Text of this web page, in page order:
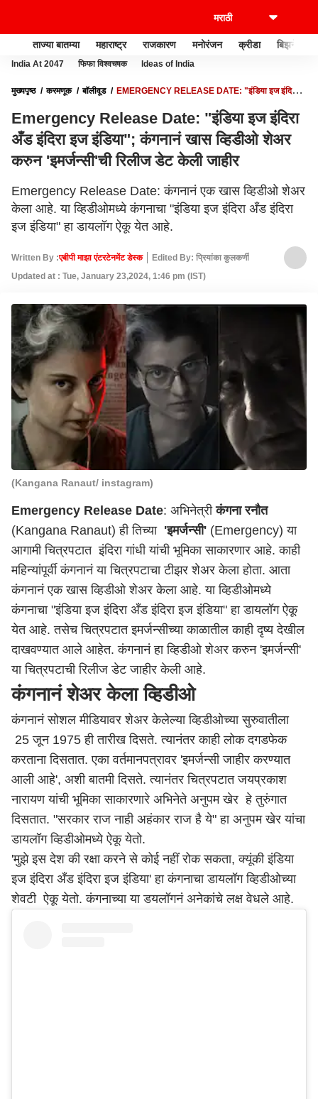
ताज्या बातम्या महाराष्ट्र राजकारण मनोरंजन क्रीडा बिझनेस
India At 2047 फिफा विश्वचषक Ideas of India
मुख्यपृष्ठ करमणूक बॉलीवूड
EMERGENCY RELEASE DATE: "इंडिया इज इंदिरा
Emergency Release Date: "इंडिया इज इंदिरा
अँड इंदिरा इज इंडिया"; कंगनानं खास व्हिडीओ शेअर
करुन 'इमर्जन्सी'ची रिलीज डेट केली जाहीर
Emergency Release Date: कंगनानं एक खास व्हिडीओ शेअर
केला आहे. या व्हिडीओमध्ये कंगनाचा "इंडिया इज इंदिरा अँड इंदिरा
इज इंडिया" हा डायलॉग ऐकू येत आहे.
Written By :एबीपी माझा एंटरटेनमेंट डेस्क
Edited By: प्रियांका कुलकर्णी
Updated at : Tue, January 23,2024, 1:46 pm (IST)
(Kangana Ranaut/ instagram)
Emergency Release Date: अभिनेत्रीकंगना रनौत
(Kangana Ranaut) ही तिच्या'इमर्जन्सी' (Emergency) या
आगामी चित्रपटात इंदिरा गांधी यांची भूमिका साकारणार आहे. काही
महिन्यांपूर्वी कंगनानं या चित्रपटाचा टीझर शेअर केला होता. आता
कंगनानं एक खास व्हिडीओ शेअर केला आहे. या व्हिडीओमध्ये
कंगनाचा "इंडिया इज इंदिरा अँड इंदिरा इज इंडिया" हा डायलॉग ऐकू
येत आहे. तसेच चित्रपटात इमर्जन्सीच्या काळातील काही दृष्य देखील
दाखवण्यात आले आहेत. कंगनानं हा व्हिडीओ शेअर करुन 'इमर्जन्सी'
या चित्रपटाची रिलीज डेट जाहीर केली आहे.
कंगनानं शेअर केला व्हिडीओ
कंगनानं सोशल मीडियावर शेअर केलेल्या व्हिडीओच्या सुरुवातीला
25 जून 1975 ही तारीख दिसते. त्यानंतर काही लोक दगडफेक
करताना दिसतात. एका वर्तमानपत्रावर 'इमर्जन्सी जाहीर करण्यात
आली आहे', अशी बातमी दिसते. त्यानंतर चित्रपटात जयप्रकाश
नारायण यांची भूमिका साकारणारे अभिनेते अनुपम खेर हे तुरुंगात
दिसतात. "सरकार राज नाही अहंकार राज है ये" हा अनुपम खेर यांचा
डायलॉग व्हिडीओमध्ये ऐकू येतो.
'मुझे इस देश की रक्षा करने से कोई नहीं रोक सकता, क्यूंकी इंडिया
इज इंदिरा अँड इंदिरा इज इंडिया' हा कंगनाचा डायलॉग व्हिडीओच्या
शेवटी ऐकू येतो. कंगनाच्या या डयलॉगनं अनेकांचे लक्ष वेधले आहे.